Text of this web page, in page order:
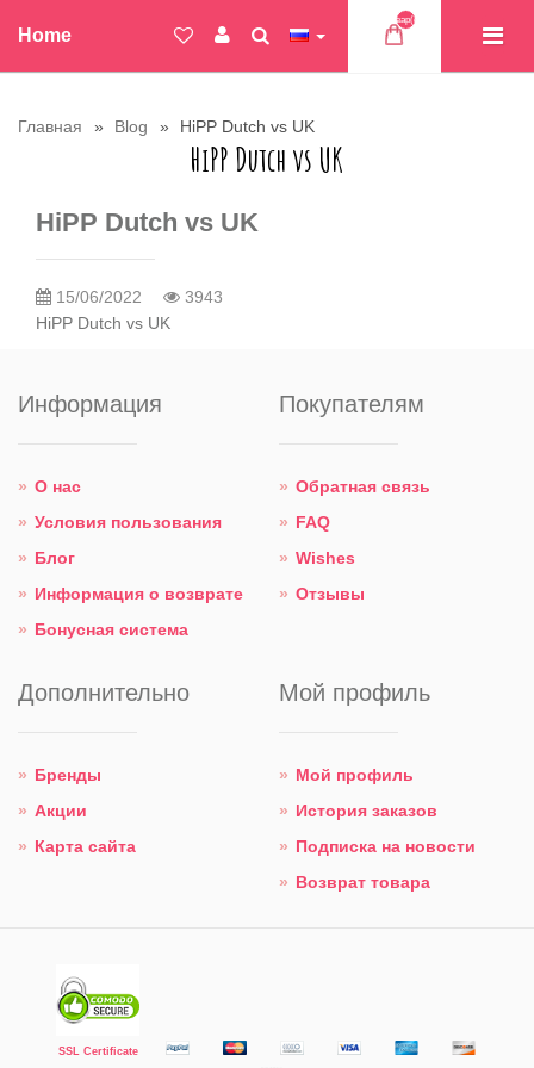
Home
Товар(ов)
Главная Blog HiPP Dutch vs UK
HiPP Dutch vs UK
HiPP Dutch vs UK
15/06/2022
3943
HiPP Dutch vs UK
Информация
О нас
Условия пользования
Блог
Информация о возврате
Бонусная система
Покупателям
Обратная связь
FAQ
Wishes
Отзывы
Дополнительно
Бренды
Акции
Карта сайта
Мой профиль
Мой профиль
История заказов
Подписка на новости
Возврат товара
SSL Certificate